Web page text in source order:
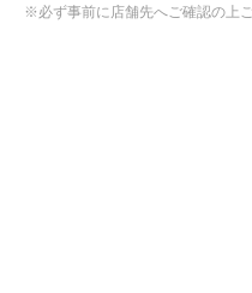
※必ず事前に店舗先へご確認の上